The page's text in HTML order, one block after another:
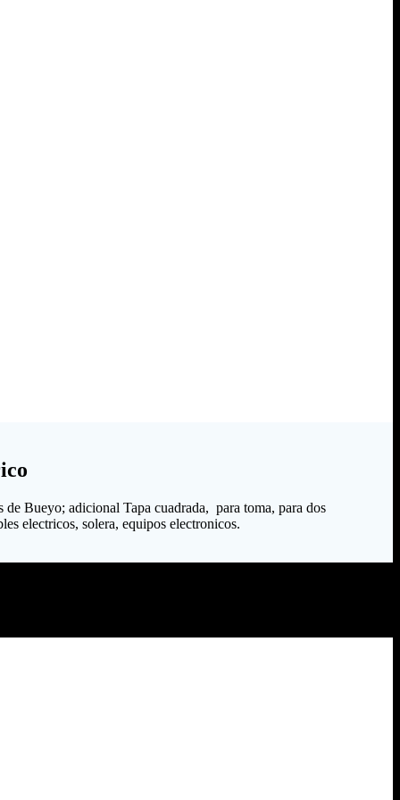
Bueyo; adicional Tapa cuadrada, para toma, para dos
electricos, solera, equipos electronicos.